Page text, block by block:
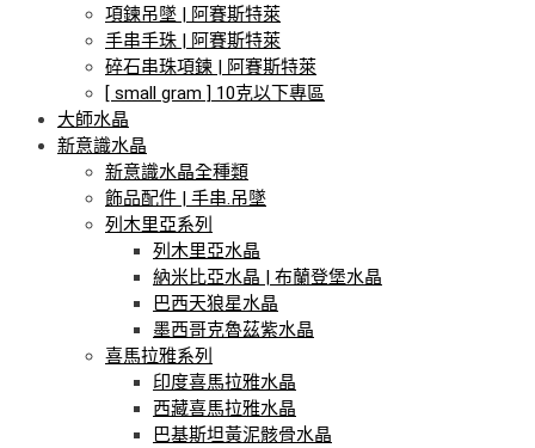
項鍊吊墜 | 阿賽斯特萊
手串手珠 | 阿賽斯特萊
碎石串珠項鍊 | 阿賽斯特萊
[ small gram ] 10克以下專區
大師水晶
新意識水晶
新意識水晶全種類
飾品配件 | 手串.吊墜
列木里亞系列
列木里亞水晶
納米比亞水晶 | 布蘭登堡水晶
巴西天狼星水晶
墨西哥克魯茲紫水晶
喜馬拉雅系列
印度喜馬拉雅水晶
西藏喜馬拉雅水晶
巴基斯坦黃泥骸骨水晶